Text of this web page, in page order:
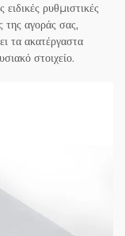
ρυθμιστικές
της αγοράς σας,
τα ακατέργαστα
στοιχείο.